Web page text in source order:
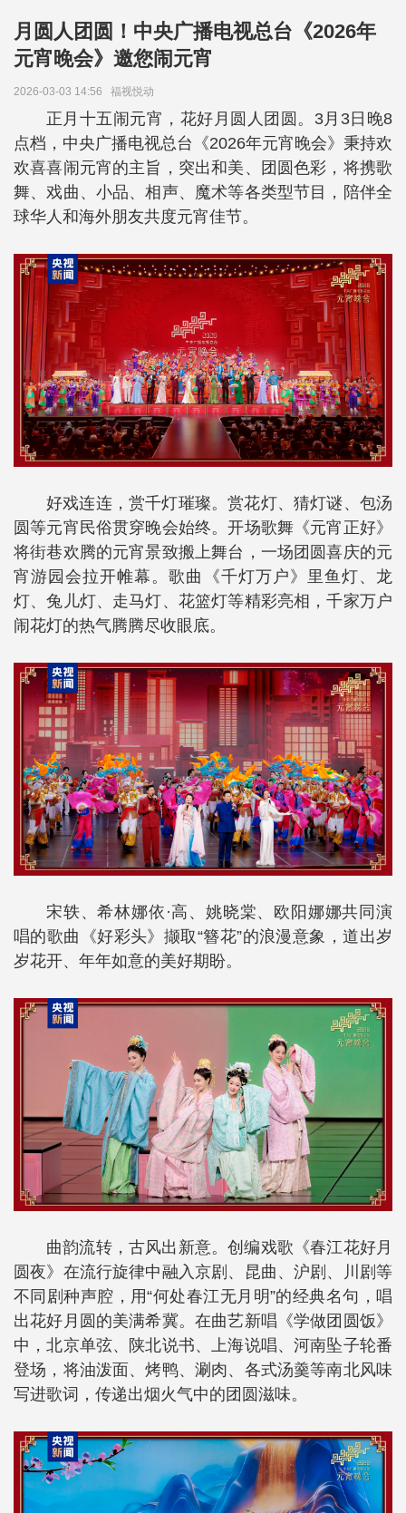
月圆人团圆！中央广播电视总台《2026年
元宵晚会》邀您闹元宵
2026-03-03 14:56 福视悦动
正月十五闹元宵，花好月圆人团圆。3月3日晚8
点档，中央广播电视总台《2026年元宵晚会》秉持欢
欢喜喜闹元宵的主旨，突出和美、团圆色彩，将携歌
舞、戏曲、小品、相声、魔术等各类型节目，陪伴全
球华人和海外朋友共度元宵佳节。
好戏连连，赏千灯璀璨。赏花灯、猜灯谜、包汤
圆等元宵民俗贯穿晚会始终。开场歌舞《元宵正好》
将街巷欢腾的元宵景致搬上舞台，一场团圆喜庆的元
宵游园会拉开帷幕。歌曲《千灯万户》里鱼灯、龙
灯、兔儿灯、走马灯、花篮灯等精彩亮相，千家万户
闹花灯的热气腾腾尽收眼底。
宋轶、希林娜依·高、姚晓棠、欧阳娜娜共同演
唱的歌曲《好彩头》撷取“簪花”的浪漫意象，道出岁
岁花开、年年如意的美好期盼。
曲韵流转，古风出新意。创编戏歌《春江花好月
圆夜》在流行旋律中融入京剧、昆曲、沪剧、川剧等
不同剧种声腔，用“何处春江无月明”的经典名句，唱
出花好月圆的美满希冀。在曲艺新唱《学做团圆饭》
中，北京单弦、陕北说书、上海说唱、河南坠子轮番
登场，将油泼面、烤鸭、涮肉、各式汤羹等南北风味
写进歌词，传递出烟火气中的团圆滋味。